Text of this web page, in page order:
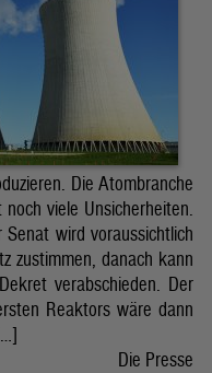
Die Atombranche
viele Unsicherheiten.
wird voraussichtlich
zustimmen, danach kann
verabschieden. Der
Reaktors wäre dann
Die Presse